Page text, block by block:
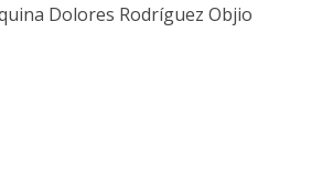
Dolores Rodríguez Objio